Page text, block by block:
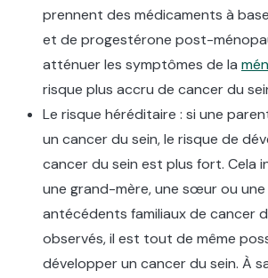
prennent des médicaments à
et de progestérone post-
atténuer les symptômes de la
risque plus accru de cancer du
Le risque héréditaire : si une
un cancer du sein, le risque de
cancer du sein est plus fort. Cela
une grand-mère, une sœur ou une
antécédents familiaux de cancer
observés, il est tout de même
développer un cancer du sein. À